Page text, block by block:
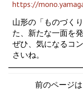
https://
山形の「ものづく
た、新たな一面を
ぜひ、気になるコ
さいね。
前のページは